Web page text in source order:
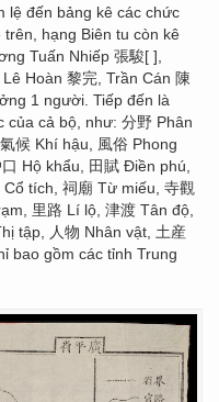
lệ đến bảng kê các chức
hạng Biên tu còn kê
Tuấn Nhiếp 張駿[ ],
Hoàn 黎完, Trần Cán 陳
1 người. Tiếp đến là
của cả bộ, như: 分野 Phân
候 Khí hậu, 風俗 Phong
Hộ khẩu, 田賦 Điền phú,
tích, 祠廟 Từ miếu, 寺觀
里路 Lí lộ, 津渡 Tân độ,
tập, 人物 Nhân vật, 土産
bao gồm các tỉnh Trung